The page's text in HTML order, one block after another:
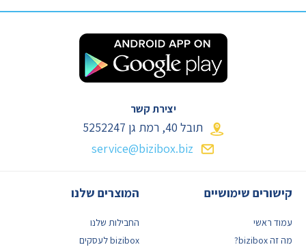
יצירת קשר
תובל 40, רמת גן
service@bizibox.biz
קישורים שימושיים
עמוד ראשי
מה זה bizibox?
המוצרים שלנו
החבילות שלנו
bizibox לעסקים